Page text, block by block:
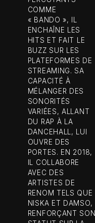
COMME
« BANDO », IL
ENCHAÎNE LES
HITS ET FAIT LE
BUZZ SUR LES
PLATEFORMES DE
STREAMING. SA
CAPACITÉ À
MÉLANGER DES
SONORITÉS
VARIÉES, ALLANT
DU RAP À LA
DANCEHALL, LUI
OUVRE DES
PORTES. EN 2018,
IL COLLABORE
AVEC DES
ARTISTES DE
RENOM TELS QUE
NISKA ET DAMSO,
RENFORÇANT SON